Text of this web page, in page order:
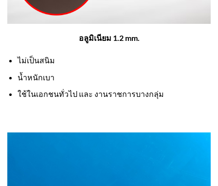
อลูมิเนียม 1.2 mm.
ไม่เป็นสนิม
น้ำหนักเบา
ใช้ในเอกชนทั่วไป และ งานราชการบางกลุ่ม